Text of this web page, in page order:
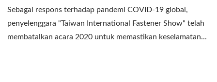
Sebagai respons terhadap pandemi COVID-19 global,
penyelenggara "Taiwan International Fastener Show" telah
membatalkan acara 2020 untuk memastikan keselamatan...